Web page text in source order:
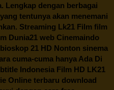
Lengkap dengan berbagai
tentunya akan menemani
Streaming Lk21 Film film
Dunia21 web Cinemaindo
21 HD Nonton sinema
cuma-cuma hanya Ada Di
Indonesia Film HD LK21
Online terbaru download